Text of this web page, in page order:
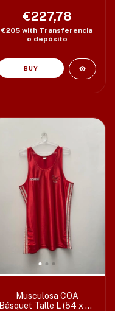
€227,78
€205 with Transferencia
o depósito
Musculosa COA
Básquet Talle L (54 x 82